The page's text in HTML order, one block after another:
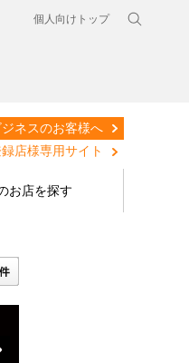
個人向けトップ
ジネスのお客様へ
店様専用サイト
お店を探す